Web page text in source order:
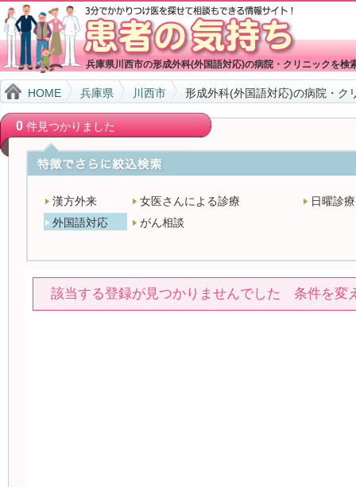
兵庫県川西市の形成外科(外国語対応)の病院・クリニックを検
HOME 兵庫県 川西市 形成外科(外国語対応)の病院・ク
0件見つかりました
漢方外来 女医さんによる診療
日曜診療
外国語対応
がん相談
該当する登録が見つかりませんでした 条件を